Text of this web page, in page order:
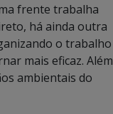
frente trabalha
há ainda outra
o trabalho
mais eficaz. Além
ambientais do